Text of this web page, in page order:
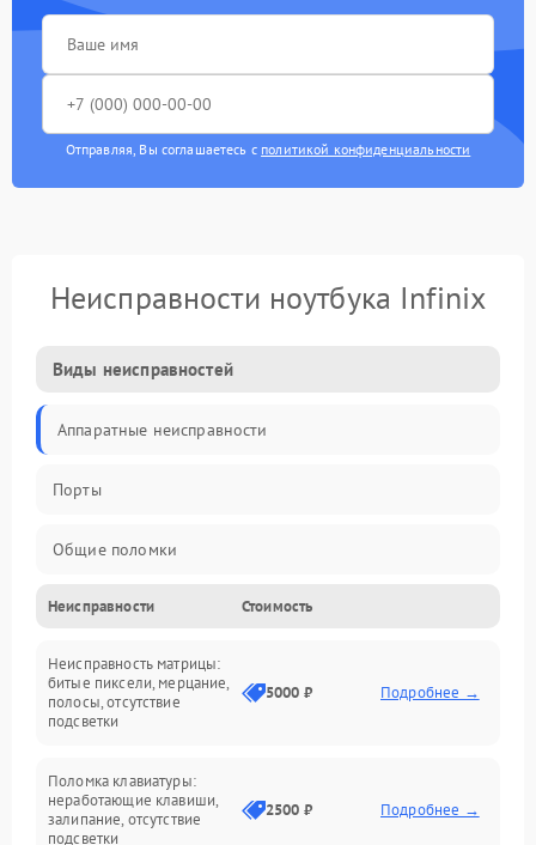
Отправляя, Вы соглашаетесь с политикой конфиденциальности
Неисправности ноутбука Infinix
Виды неисправностей
Аппаратные неисправности
Порты
Общие поломки
Устройства
Программные ошибки
Электрические и системные сбои
Интерфейсные проблемы
Неисправности Стоимость
Неисправность матрицы:
битые пиксели, мерцание,
полосы, отсутствие
подсветки
5000 ₽ Подробнее →
Поломка клавиатуры:
неработающие клавиши,
залипание, отсутствие
подсветки
2500 ₽ Подробнее →